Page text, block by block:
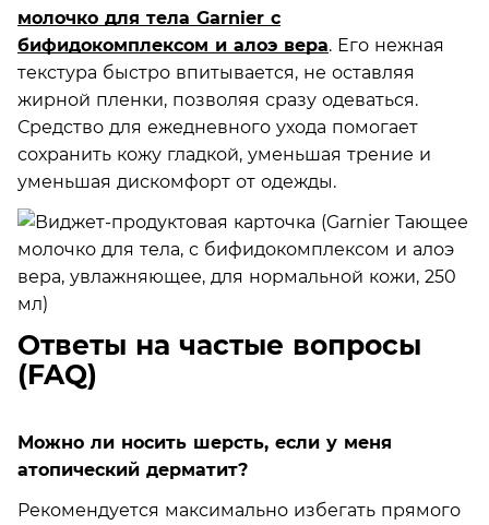
молочко для тела Garnier с
бифидокомплексом и алоэ вера. Его нежная
текстура быстро впитывается, не оставляя
жирной пленки, позволяя сразу одеваться.
Средство для ежедневного ухода помогает
сохранить кожу гладкой, уменьшая трение и
уменьшая дискомфорт от одежды.
Ответы на частые вопросы
(FAQ)
Можно ли носить шерсть, если у меня
атопический дерматит?
Рекомендуется максимально избегать прямого